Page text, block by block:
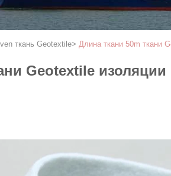
ткань Geotextile> Длина ткани 50m ткани
Geotextile